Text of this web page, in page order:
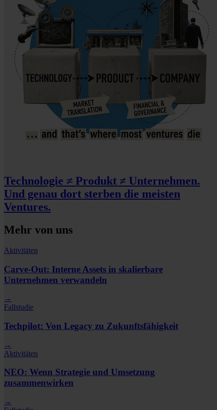
Technologie ≠ Produkt ≠ Unternehmen.
Und genau dort sterben die meisten
Ventures.
Mehr von uns
Aktivitäten
Carve-Out: Interne Assets in skalierbare
Unternehmen verwandeln
→
Fallstudie
Techpilot: Von Legacy zu Zukunftsfähigkeit
→
Aktivitäten
NEO: Wenn Strategie und Umsetzung
zusammenwirken
→